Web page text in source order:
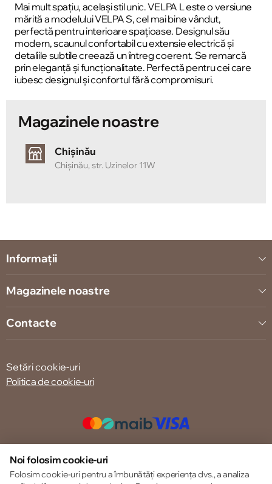
Mai mult spațiu, același stil unic. VELPA L este o versiune
mărită a modelului VELPA S, cel mai bine vândut,
perfectă pentru interioare spațioase. Designul său
modern, scaunul confortabil cu extensie electrică și
detaliile subtile creează un întreg coerent. Se remarcă
prin eleganță și funcționalitate. Perfectă pentru cei care
iubesc designul și confortul fără compromisuri.
Magazinele noastre
Chișinău
Chișinău, str. Uzinelor 11W
Informații
Magazinele noastre
Contacte
Setări cookie-uri
Politica de cookie-uri
© 2013 – 2026 ECOM
Noi folosim cookie-uri
Folosim cookie-uri pentru a îmbunătăți experiența dvs., a analiza